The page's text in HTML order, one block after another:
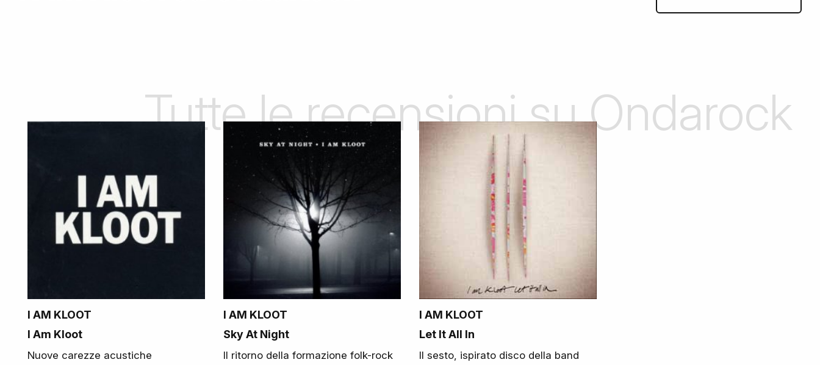
Tutte le recensioni su Ondarock
I AM KLOOT
I Am Kloot
Nuove carezze acustiche
I AM KLOOT
Sky At Night
Il ritorno della formazione folk-rock
I AM KLOOT
Let It All In
Il sesto, ispirato disco della band